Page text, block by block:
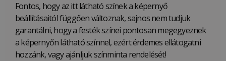
Fontos, hogy az itt látható színek a képernyő
beállításaitól függően változnak, sajnos nem tudjuk
garantálni, hogy a festék színei pontosan megegyeznek
a képernyőn látható színnel, ezért érdemes ellátogatni
hozzánk, vagy ajánljuk színminta rendelését!